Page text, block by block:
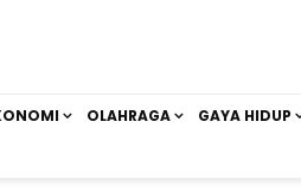
OLAHRAGA GAYA HIDUP